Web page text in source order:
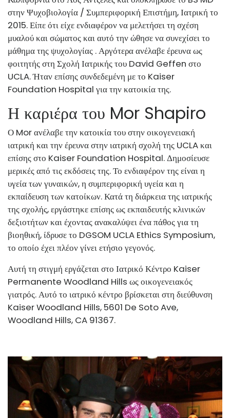
στην Ψυχοβιολογία / Συμπεριφορική Επιστήμη, Ιατρική το
2015. Είπε ότι είχε ενδιαφέρον να μελετήσει τη σχέση
μυαλού και σώματος και αυτό την ώθησε να συνεχίσει το
μάθημα της ψυχολογίας . Αργότερα ανέλαβε έρευνα ως
φοιτητής στη Σχολή Ιατρικής του David Geffen στο
UCLA. Ήταν επίσης συνδεδεμένη με το Kaiser
Foundation Hospital για την κατοικία της.
Η καριέρα του Mor Shapiro
Ο Mor ανέλαβε την κατοικία του στην οικογενειακή
ιατρική και την έρευνα στην ιατρική σχολή της UCLA και
επίσης στο Kaiser Foundation Hospital. Δημοσίευσε
μερικές από τις εκδόσεις της. Το ενδιαφέρον της είναι η
υγεία των γυναικών, η συμπεριφορική υγεία και η
εκπαίδευση των κατοίκων. Κατά τη διάρκεια της ιατρικής
της σχολής, εργάστηκε επίσης ως εκπαιδευτής κλινικών
δεξιοτήτων και έχοντας ανακαλύψει ένα πάθος για τη
βιοηθική, ίδρυσε το DGSOM UCLA Ethics Symposium,
το οποίο έχει πλέον γίνει ετήσιο γεγονός.
Αυτή τη στιγμή εργάζεται στο Ιατρικό Κέντρο Kaiser
Permanente Woodland Hills ως οικογενειακός
γιατρός. Αυτό το ιατρικό κέντρο βρίσκεται στη διεύθυνση
Kaiser Woodland Hills, 5601 De Soto Ave,
Woodland Hills, CA 91367.